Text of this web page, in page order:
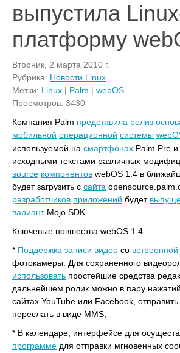
выпустила
платформу
Вторник, 2 марта 2010 г.
Рубрика: Новости Linux
Метки: Linux | Palm | webOS
Просмотров: 3430
Компания Palm представила релиз
мобильной операционной системы
используемой на смартфонах Palm Pre и
исходными текстами различных
source компонентов webOS 1.4 в
будет загрузить с сайта
разработчиков приложений будет
вариантMojo SDK.
Ключевые новшества webOS 1.4:
* Поддержка записи видео со встроенной
фотокамеры. Для сохраненного
использовать простейшие средства
дальнейшем ролик можно в пару
сайтах YouTube или Facebook,
переслать в виде MMS;
* В календаре, интерфейсе для
программе для отправки мгновенных